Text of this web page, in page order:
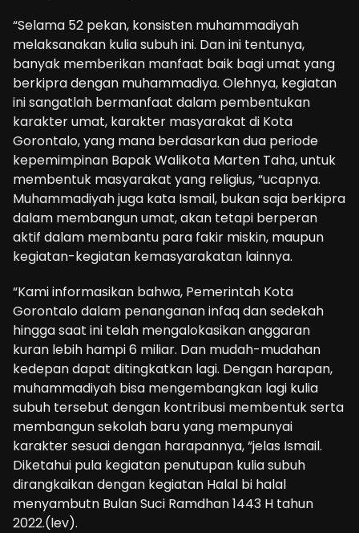
“Selama 52 pekan, konsisten muhammadiyah
melaksanakan kulia subuh ini. Dan ini tentunya,
banyak memberikan manfaat baik bagi umat yang
berkipra dengan muhammadiya. Olehnya, kegiatan
ini sangatlah bermanfaat dalam pembentukan
karakter umat, karakter masyarakat di Kota
Gorontalo, yang mana berdasarkan dua periode
kepemimpinan Bapak Walikota Marten Taha, untuk
membentuk masyarakat yang religius, “ucapnya.
Muhammadiyah juga kata Ismail, bukan saja berkipra
dalam membangun umat, akan tetapi berperan
aktif dalam membantu para fakir miskin, maupun
kegiatan-kegiatan kemasyarakatan lainnya.
“Kami informasikan bahwa, Pemerintah Kota
Gorontalo dalam penanganan infaq dan sedekah
hingga saat ini telah mengalokasikan anggaran
kuran lebih hampi 6 miliar. Dan mudah-mudahan
kedepan dapat ditingkatkan lagi. Dengan harapan,
muhammadiyah bisa mengembangkan lagi kulia
subuh tersebut dengan kontribusi membentuk serta
membangun sekolah baru yang mempunyai
karakter sesuai dengan harapannya, “jelas Ismail.
Diketahui pula kegiatan penutupan kulia subuh
dirangkaikan dengan kegiatan Halal bi halal
menyambutn Bulan Suci Ramdhan 1443 H tahun
2022.(lev).